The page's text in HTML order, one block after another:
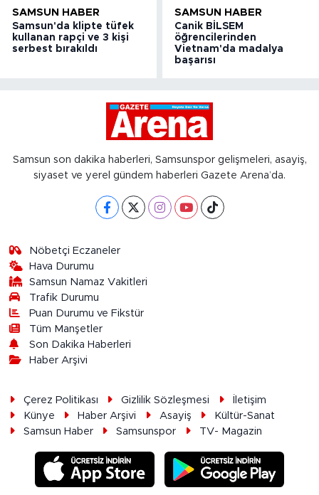
SAMSUN HABER
Samsun'da klipte tüfek
kullanan rapçi ve 3 kişi
serbest bırakıldı
SAMSUN HABER
Canik BİLSEM
öğrencilerinden
Vietnam'da madalya
başarısı
Samsun son dakika haberleri, Samsunspor gelişmeleri, asayiş,
siyaset ve yerel gündem haberleri Gazete Arena’da.
Nöbetçi Eczaneler
Hava Durumu
Samsun Namaz Vakitleri
Trafik Durumu
Puan Durumu ve Fikstür
Tüm Manşetler
Son Dakika Haberleri
Haber Arşivi
Çerez Politikası Gizlilik Sözleşmesi
İletişim
Künye
Haber Arşivi Asayiş
Kültür-Sanat
Samsun Haber
Samsunspor TV- Magazin